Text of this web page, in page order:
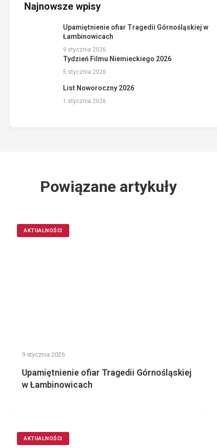
Najnowsze wpisy
Upamiętnienie ofiar Tragedii Górnośląskiej w
Łambinowicach
9 stycznia 2026
Tydzień Filmu Niemieckiego 2026
5 stycznia 2026
List Noworoczny 2026
1 stycznia 2026
Powiązane artykuły
AKTUALNOŚCI
9 stycznia 2026
Upamiętnienie ofiar Tragedii Górnośląskiej
w Łambinowicach
AKTUALNOŚCI